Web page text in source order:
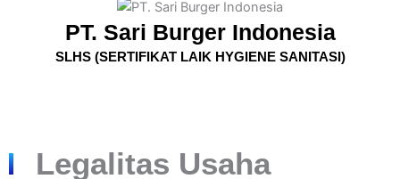
PT. Sari Burger Indonesia
SLHS (SERTIFIKAT LAIK HYGIENE SANITASI)
Legalitas Usaha